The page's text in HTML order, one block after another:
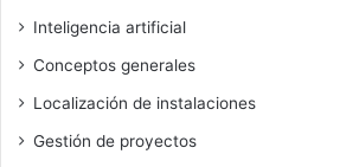
Inteligencia artificial
Conceptos generales
Localización de instalaciones
Gestión de proyectos